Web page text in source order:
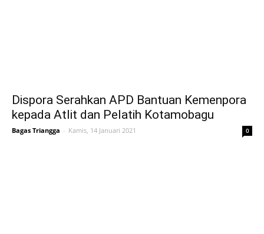
Dispora Serahkan APD Bantuan Kemenpora
kepada Atlit dan Pelatih Kotamobagu
Bagas Triangga - Kamis, 14 Januari 2021 0